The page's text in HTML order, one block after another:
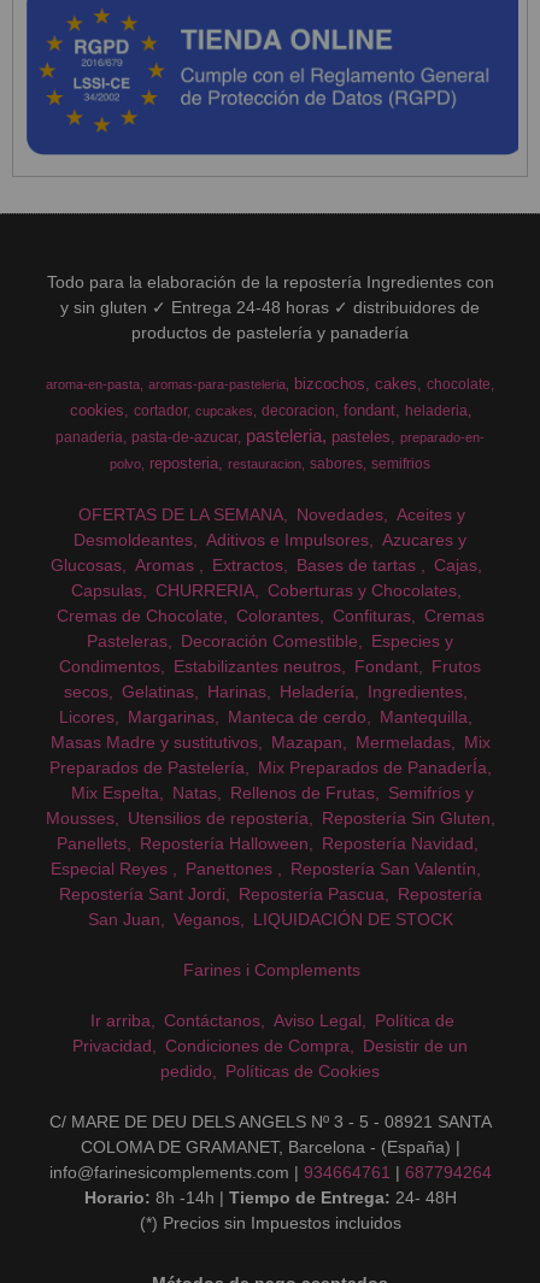
Todo para la elaboración de la repostería Ingredientes con
y sin gluten ✓ Entrega 24-48 horas ✓ distribuidores de
productos de pastelería y panadería
aroma-en-pasta aromas-para-pasteleria bizcochos cakes chocolate
cookies cortador cupcakes decoracion fondant
heladeria
panaderia pasta-de-azucar pasteleria pasteles
preparado-en-
polvo
reposteria restauracion sabores semifrios
OFERTAS DE LA SEMANA Novedades
Aceites y
Desmoldeantes
Aditivos e Impulsores
Azucares y
Glucosas
Aromas Extractos Bases de tartas
Cajas
Capsulas
CHURRERIA
Coberturas y Chocolates
Cremas de Chocolate
Colorantes Confituras
Cremas
Pasteleras
Decoración Comestible
Especies y
Condimentos
Estabilizantes neutros Fondant
Frutos
secos
Gelatinas Harinas Heladería
Ingredientes
Licores
Margarinas Manteca de cerdo
Mantequilla
Masas Madre y sustitutivos
Mazapan Mermeladas
Mix
Preparados de Pastelería
Mix Preparados de PanaderÍa
Mix Espelta
Natas Rellenos de Frutas
Semifríos y
Mousses
Utensilios de repostería
Repostería Sin Gluten
Panellets
Repostería Halloween
Repostería Navidad
Especial Reyes
Panettones
Repostería San Valentín
Repostería Sant Jordi
Repostería Pascua
Repostería
San Juan
Veganos LIQUIDACIÓN DE STOCK
Farines i Complements
Ir arriba Contáctanos Aviso Legal
Política de
Privacidad
Condiciones de Compra
Desistir de un
pedido
Políticas de Cookies
C/ MARE DE DEU DELS ANGELS Nº 3 - 5 - 08921 SANTA
COLOMA DE GRAMANET, Barcelona - (España) |
info@farinesicomplements.com | 934664761 | 687794264
Horario: 8h -14h | Tiempo de Entrega: 24- 48H
(*) Precios sin Impuestos incluidos